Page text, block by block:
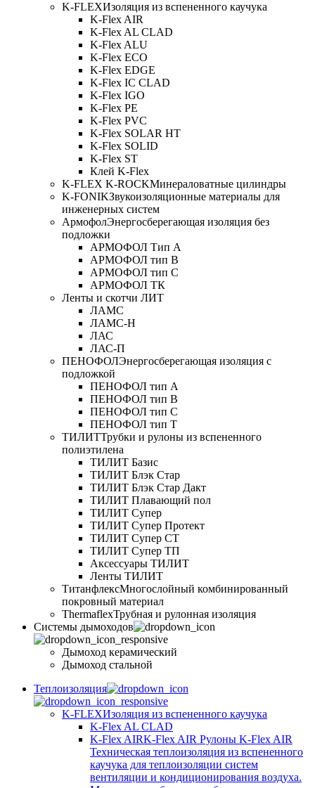
K-FLEXИзоляция из вспененного каучука
K-Flex AIR
K-Flex AL CLAD
K-Flex ALU
K-Flex ECO
K-Flex EDGE
K-Flex IC CLAD
K-Flex IGO
K-Flex PE
K-Flex PVC
K-Flex SOLAR HT
K-Flex SOLID
K-Flex ST
Клей K-Flex
K-FLEX K-ROCKМинераловатные цилиндры
K-FONIKЗвукоизоляционные материалы для
инженерных систем
АрмофолЭнергосберегающая изоляция без
подложки
АРМОФОЛ Тип А
АРМОФОЛ тип В
АРМОФОЛ тип C
АРМОФОЛ ТК
Ленты и скотчи ЛИТ
ЛАМС
ЛАМС-Н
ЛАС
ЛАС-П
ПЕНОФОЛЭнергосберегающая изоляция с
подложкой
ПЕНОФОЛ тип А
ПЕНОФОЛ тип B
ПЕНОФОЛ тип C
ПЕНОФОЛ тип T
ТИЛИТТрубки и рулоны из вспененного
полиэтилена
ТИЛИТ Базис
ТИЛИТ Блэк Стар
ТИЛИТ Блэк Стар Дакт
ТИЛИТ Плавающий пол
ТИЛИТ Супер
ТИЛИТ Супер Протект
ТИЛИТ Супер СТ
ТИЛИТ Супер ТП
Аксессуары ТИЛИТ
Ленты ТИЛИТ
ТитанфлексМногослойный комбинированный
покровный материал
ThermaflexТрубная и рулонная изоляция
Cистемы дымоходов
Дымоход керамический
Дымоход стальной
Теплоизоляция
K-FLEXИзоляция из вспененного каучука
K-Flex AL CLAD
K-Flex AIRK-Flex AIR Рулоны K-Flex AIR
Техническая теплоизоляция из вспененного
каучука для теплоизоляции систем
вентиляции и кондиционирования воздуха.